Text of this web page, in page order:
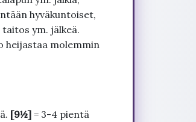
hyväkuntoiset,
ym. jälkeä.
heijastaa molemmin
[9½]= 3-4 pientä